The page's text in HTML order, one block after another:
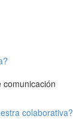
comunicación
colaborativa?